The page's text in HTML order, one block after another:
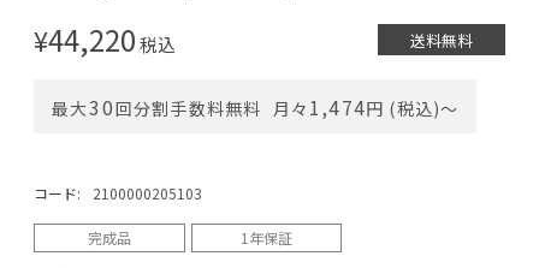
¥44,220税込 送料無料
最大30回分割手数料無料 月々 1,474円 (税込)〜
コード: 2100000205103
完成品 1年保証